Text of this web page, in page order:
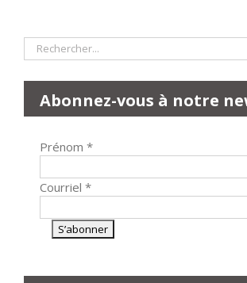
Rechercher:
Abonnez-vous à notre
Prénom *
Courriel *